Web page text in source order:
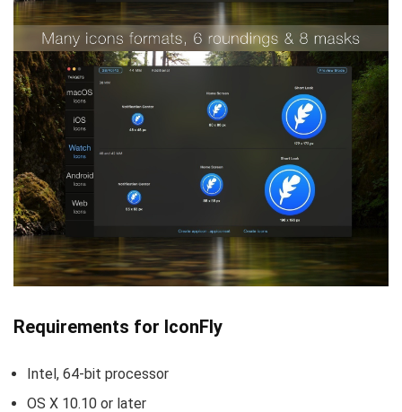
Requirements for IconFly
Intel, 64-bit processor
OS X 10.10 or later